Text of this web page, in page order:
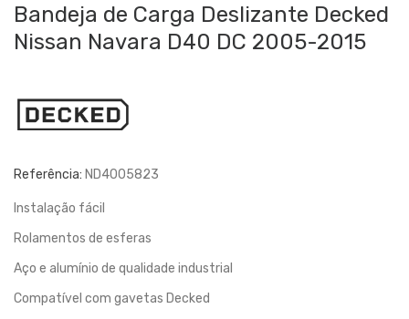
Bandeja de Carga Deslizante Decked
Nissan Navara D40 DC 2005-2015
Referência: ND4005823
Instalação fácil
Rolamentos de esferas
Aço e alumínio de qualidade industrial
Compatível com gavetas Decked